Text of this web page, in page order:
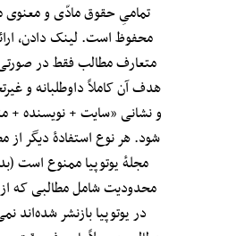
تمامیِ حقوق مادّی و
محفوظ است. لینک دادن،
متعارف مطالب فقط در
هدف آن کاملاً داوطلبانه و
و نشانی «سایت + نویسنده +
شود. هر نوع استفادهٔ دیگر
مجلهٔ یوتوپیا ممنوع است
محدودیت شامل مطالبی که
در یوتوپیا بازنشر شده‌اند